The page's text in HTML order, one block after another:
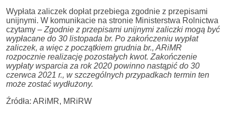
Wypłata zaliczek dopłat przebiega zgodnie z przepisami
unijnymi. W komunikacie na stronie Ministerstwa Rolnictwa
czytamy – Zgodnie z przepisami unijnymi zaliczki mogą być
wypłacane do 30 listopada br. Po zakończeniu wypłat
zaliczek, a więc z początkiem grudnia br., ARiMR
rozpocznie realizację pozostałych kwot. Zakończenie
wypłaty wsparcia za rok 2020 powinno nastąpić do 30
czerwca 2021 r., w szczególnych przypadkach termin ten
może zostać wydłużony.
Źródła: ARiMR, MRiRW